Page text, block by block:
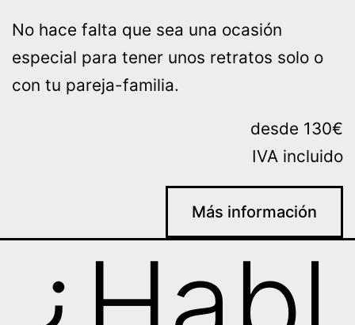
No hace falta que sea una ocasión
especial para tener unos retratos solo o
con tu pareja-familia.
desde 130€
IVA incluido
Más información